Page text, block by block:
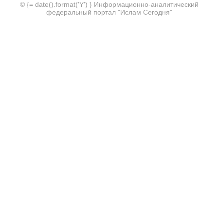
© {= date().format('Y') } Информационно-аналитический
федеральный портал "Ислам Сегодня"